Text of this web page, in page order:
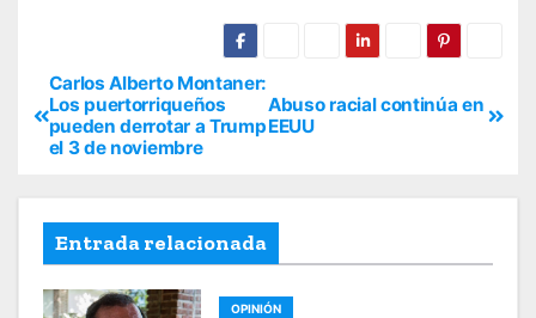
Abuso racial continúa en
EEUU
Carlos Alberto Montaner:
Los puertorriqueños
pueden derrotar a Trump
el 3 de noviembre
Entrada relacionada
OPINIÓN